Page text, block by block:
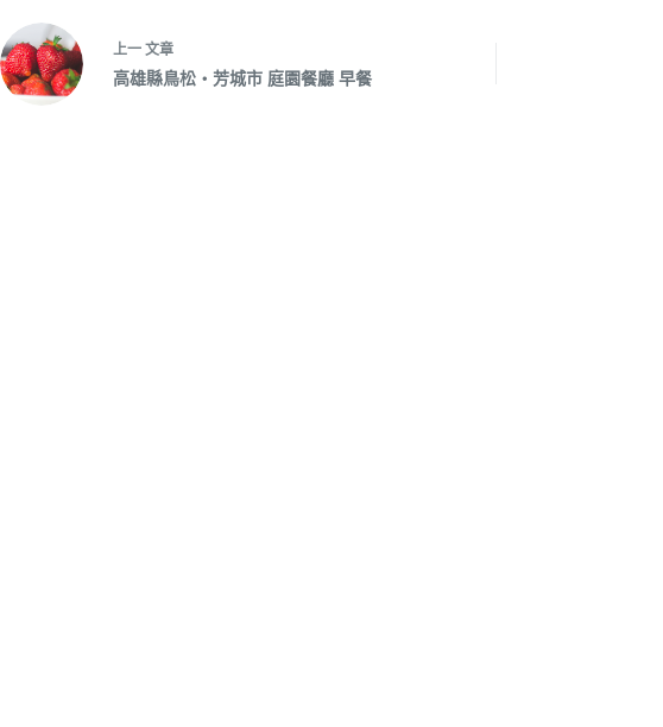
上一 文章
高雄縣鳥松‧芳城市 庭園餐廳 早餐